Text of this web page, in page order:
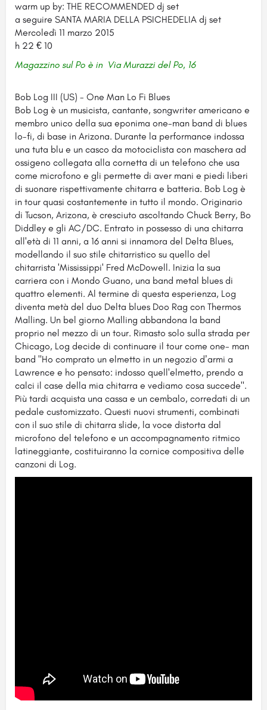
warm up by: THE RECOMMENDED dj set
a seguire SANTA MARIA DELLA PSICHEDELIA dj set
Mercoledì 11 marzo 2015
h 22 € 10
Magazzino sul Po è in Via Murazzi del Po, 16
Bob Log III (US) - One Man Lo Fi Blues
Bob Log è un musicista, cantante, songwriter americano e
membro unico della sua eponima one-man band di blues
lo-fi, di base in Arizona. Durante la performance indossa
una tuta blu e un casco da motociclista con maschera ad
ossigeno collegata alla cornetta di un telefono che usa
come microfono e gli permette di aver mani e piedi liberi
di suonare rispettivamente chitarra e batteria. Bob Log è
in tour quasi costantemente in tutto il mondo. Originario
di Tucson, Arizona, è cresciuto ascoltando Chuck Berry, Bo
Diddley e gli AC/DC. Entrato in possesso di una chitarra
all'età di 11 anni, a 16 anni si innamora del Delta Blues,
modellando il suo stile chitarristico su quello del
chitarrista 'Mississippi' Fred McDowell. Inizia la sua
carriera con i Mondo Guano, una band metal blues di
quattro elementi. Al termine di questa esperienza, Log
diventa metà del duo Delta blues Doo Rag con Thermos
Malling. Un bel giorno Malling abbandona la band
proprio nel mezzo di un tour. Rimasto solo sulla strada per
Chicago, Log decide di continuare il tour come one- man
band "Ho comprato un elmetto in un negozio dʼarmi a
Lawrence e ho pensato: indosso quell'elmetto, prendo a
calci il case della mia chitarra e vediamo cosa succede".
Più tardi acquista una cassa e un cembalo, corredati di un
pedale customizzato. Questi nuovi strumenti, combinati
con il suo stile di chitarra slide, la voce distorta dal
microfono del telefono e un accompagnamento ritmico
latineggiante, costituiranno la cornice compositiva delle
canzoni di Log.